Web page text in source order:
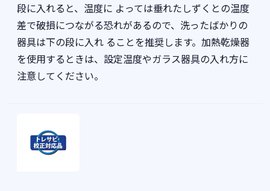
段に入れると、温度に よっては垂れたしずくとの温度
差で破損につながる恐れがあるので、洗ったばかりの
器具は下の段に入れ ることを推奨します。加熱乾燥器
を使用するときは、設定温度やガラス器具の入れ方に
注意してください。